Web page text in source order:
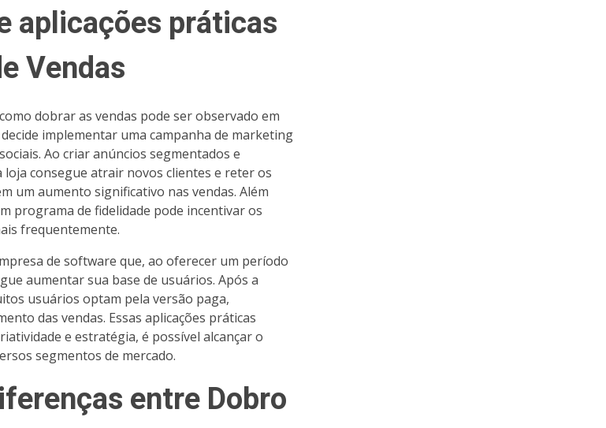
aplicações práticas
Vendas
dobrar as vendas pode ser observado em
implementar uma campanha de marketing
Ao criar anúncios segmentados e
loja consegue atrair novos clientes e reter os
um aumento significativo nas vendas. Além
programa de fidelidade pode incentivar os
frequentemente.
de software que, ao oferecer um período
aumentar sua base de usuários. Após a
usuários optam pela versão paga,
das vendas. Essas aplicações práticas
e estratégia, é possível alcançar o
segmentos de mercado.
entre Dobro